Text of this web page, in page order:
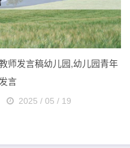
师发言稿幼儿园,幼儿园青年
言
2025 / 05 / 19